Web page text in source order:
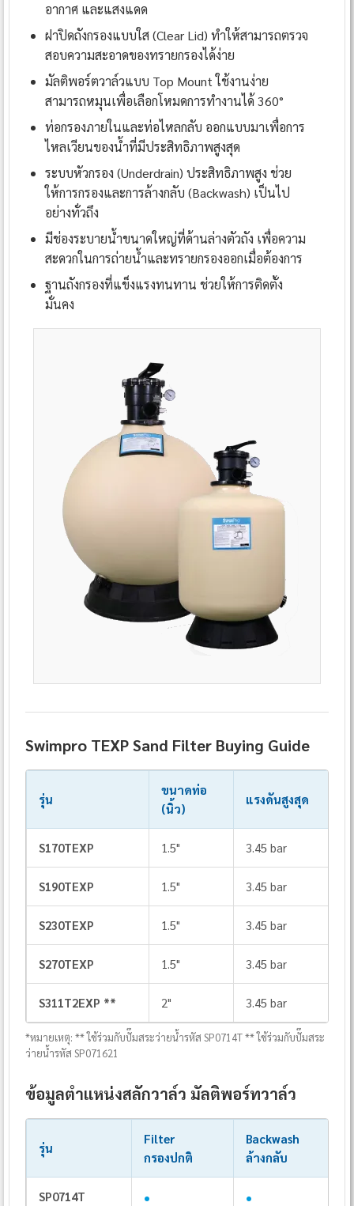
อากาศ และแสงแดด
ฝาปิดถังกรองแบบใส (Clear Lid) ทำให้สามารถตรวจ
สอบความสะอาดของทรายกรองได้ง่าย
มัลติพอร์ตวาล์วแบบ Top Mount ใช้งานง่าย
สามารถหมุนเพื่อเลือกโหมดการทำงานได้ 360°
ท่อกรองภายในและท่อไหลกลับ ออกแบบมาเพื่อการ
ไหลเวียนของน้ำที่มีประสิทธิภาพสูงสุด
ระบบหัวกรอง (Underdrain) ประสิทธิภาพสูง ช่วย
ให้การกรองและการล้างกลับ (Backwash) เป็นไป
อย่างทั่วถึง
มีช่องระบายน้ำขนาดใหญ่ที่ด้านล่างตัวถัง เพื่อความ
สะดวกในการถ่ายน้ำและทรายกรองออกเมื่อต้องการ
ฐานถังกรองที่แข็งแรงทนทาน ช่วยให้การติดตั้ง
มั่นคง
Swimpro TEXP Sand Filter Buying Guide
รุ่น
ขนาดท่อ
(นิ้ว)
แรงดันสูงสุด
S170TEXP 1.5" 3.45 bar
S190TEXP 1.5" 3.45 bar
S230TEXP 1.5" 3.45 bar
S270TEXP 1.5" 3.45 bar
S311T2EXP ** 2" 3.45 bar
*หมายเหตุ: ** ใช้ร่วมกับปั๊มสระว่ายน้ำรหัส SP0714T ** ใช้ร่วมกับปั๊มสระ
ว่ายน้ำรหัส SP071621
ข้อมูลตำแหน่งสลักวาล์ว มัลติพอร์ทวาล์ว
รุ่น
Filter
กรองปกติ
Backwash
ล้างกลับ
SP0714T • •